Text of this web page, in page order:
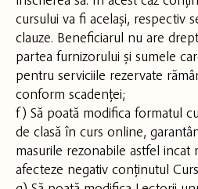
cursului va fi același, respectiv
clauze. Beneficiarul nu are
partea furnizorului și sumele
pentru serviciile rezervate
conform scadenței;
f) Să poată modifica formatul
de clasă în curs online,
masurile rezonabile astfel incat
afecteze negativ conținutul